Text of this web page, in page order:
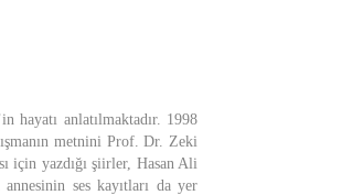
hayatı anlatılmaktadır. 1998
metnini Prof. Dr. Zeki
için yazdığı şiirler, Hasan Ali
ses kayıtları da yer